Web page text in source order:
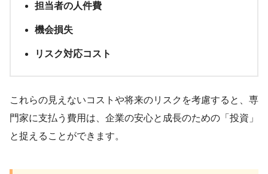
担当者の人件費
機会損失
リスク対応コスト
これらの見えないコストや将来のリスクを考慮すると、専
門家に支払う費用は、企業の安心と成長のための「投資」
と捉えることができます。